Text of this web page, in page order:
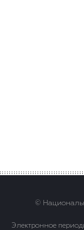
©
Электронное